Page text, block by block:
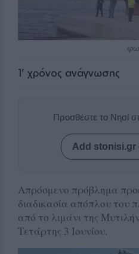
1' χρόνος ανάγνωσης
Προσθέστε το Νησί
Add stonisi.gr
Απρόσμενο πρόβλημα
διαδικασία απόπλου του
από το λιμάνι της
Τετάρτης 3 Ιουνίου.